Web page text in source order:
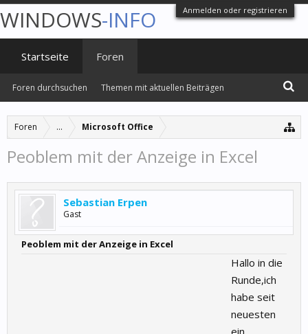
Anmelden oder registrieren
Foren ... Microsoft Office
Peoblem mit der Anzeige in Excel
Sebastian Erpen
Gast
Peoblem mit der Anzeige in Excel
Hallo in die
Runde,ich
habe seit
neuesten
ein
WINDOWS-INFO
Startseite Foren
Foren durchsuchen Themen mit aktuellen Beiträgen